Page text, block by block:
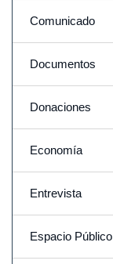
Comunicado
Documentos
Donaciones
Economía
Entrevista
Espacio Público